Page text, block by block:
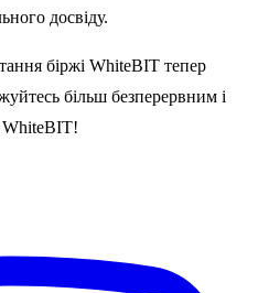
досвіду.
біржі WhiteBIT тепер
більш безперервним і
WhiteBIT!